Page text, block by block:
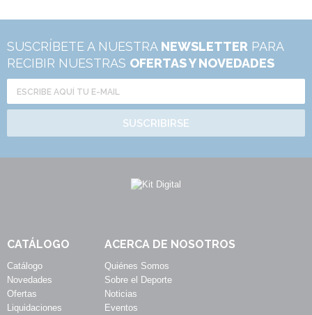
SUSCRÍBETE A NUESTRA NEWSLETTER PARA
RECIBIR NUESTRAS OFERTAS Y NOVEDADES
SUSCRIBIRSE
CATÁLOGO
Catálogo
Novedades
Ofertas
Liquidaciones
ACERCA DE NOSOTROS
Quiénes Somos
Sobre el Deporte
Noticias
Eventos